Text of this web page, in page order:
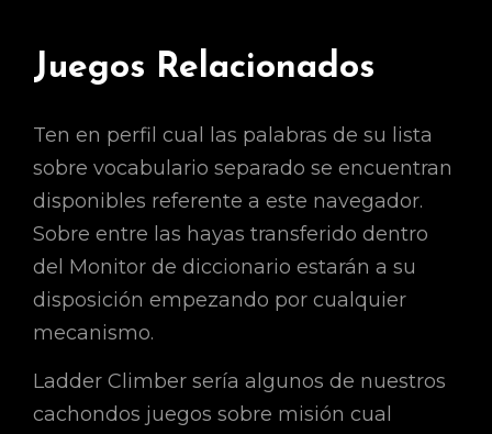
Juegos Relacionados
Ten en perfil cual las palabras de su lista
sobre vocabulario separado se encuentran
disponibles referente a este navegador.
Sobre entre las hayas transferido dentro
del Monitor de diccionario estarán a su
disposición empezando por cualquier
mecanismo.
Ladder Climber serí­a algunos de nuestros
cachondos juegos sobre misión cual